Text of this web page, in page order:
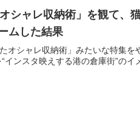
シャレ収納術」を観て
ムした結果
オシャレ収納術」みたいな特集
インスタ映えする港の倉庫街”の